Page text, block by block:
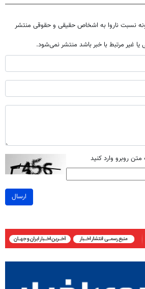
نسبت ناروا به اشخاص حقیقی و حقوقی منتشر
یا غیر مرتبط با خبر باشد منتشر نمی‌شود.
روبرو وارد کنید
ارسال